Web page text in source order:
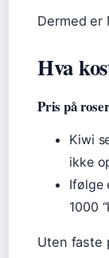
Dermed er
Hva
Pris på
Kiwi
ikke
Ifølge
1000
Uten faste